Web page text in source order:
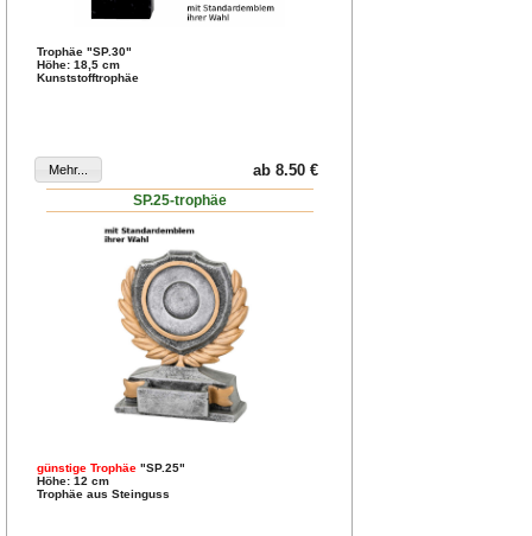
Trophäe "SP.30"
Höhe: 18,5 cm
Kunststofftrophäe
ab 8.50 €
SP.25-trophäe
günstige Trophäe "SP.25"
Höhe: 12 cm
Trophäe aus Steinguss